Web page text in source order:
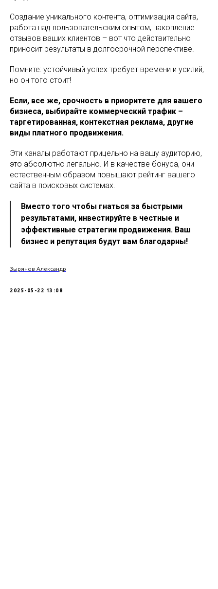
Создание уникального контента, оптимизация сайта,
работа над пользовательским опытом, накопление
отзывов ваших клиентов – вот что действительно
приносит результаты в долгосрочной перспективе.
Помните: устойчивый успех требует времени и усилий,
но он того стоит!
Если, все же, срочность в приоритете для вашего
бизнеса, выбирайте коммерческий трафик –
таргетированная, контекстная реклама, другие
виды платного продвижения.
Эти каналы работают прицельно на вашу аудиторию,
это абсолютно легально. И в качестве бонуса, они
естественным образом повышают рейтинг вашего
сайта в поисковых системах.
Вместо того чтобы гнаться за быстрыми
результатами, инвестируйте в честные и
эффективные стратегии продвижения. Ваш
бизнес и репутация будут вам благодарны!
Зырянов Александр
2025-05-22 13:08